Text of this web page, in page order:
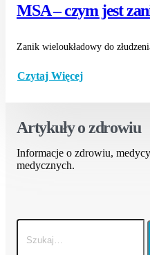
MSA – czym jest
Zanik wieloukładowy do
Czytaj Więcej
Artykuły o zdrowiu
Informacje o zdrowiu,
medycznych.